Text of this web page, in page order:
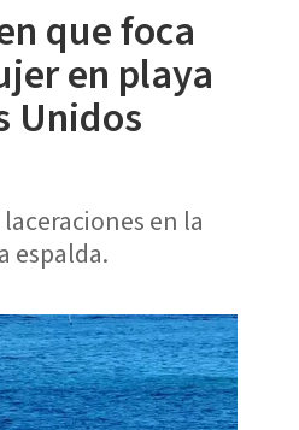
que foca
en playa
Unidos
en la
espalda.